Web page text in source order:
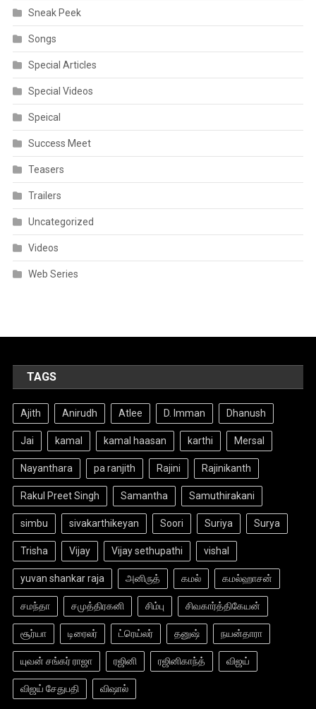
Sneak Peek
Songs
Special Articles
Special Videos
Speical
Success Meet
Teasers
Trailers
Uncategorized
Videos
Web Series
TAGS
Ajith Anirudh Atlee D. Imman Dhanush
Jai kamal kamal haasan karthi Mersal
Nayanthara pa ranjith Rajini Rajinikanth
Rakul Preet Singh Samantha Samuthirakani
simbu sivakarthikeyan Soori Suriya Surya
Trisha Vijay Vijay sethupathi vishal
yuvan shankar raja அனிருத் கமல் கமல்ஹாசன்
சமந்தா சமுத்திரகனி சிம்பு சிவகார்த்திகேயன்
சூர்யா டிரைலர் ட்ரெய்லர் தனுஷ் நயன்தாரா
யுவன் சங்கர் ராஜா ரஜினி ரஜினிகாந்த் விஜய்
விஜய் சேதுபதி விஷால்